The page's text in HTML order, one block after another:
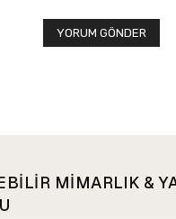
MİMARLIK &